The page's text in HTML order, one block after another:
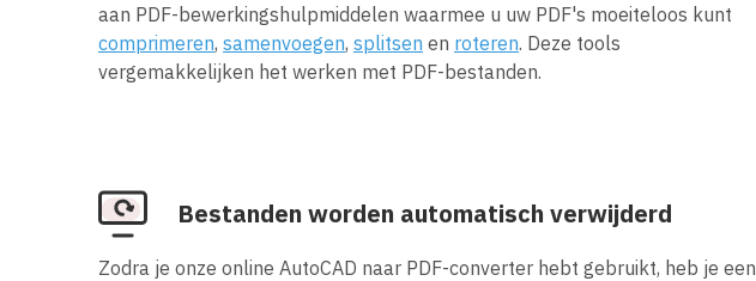
aan PDF-bewerkingshulpmiddelen waarmee u uw PDF's moeiteloos kunt
comprimeren, samenvoegen, splitsen en roteren. Deze tools
vergemakkelijken het werken met PDF-bestanden.
Bestanden worden automatisch verwijderd
Zodra je onze online AutoCAD naar PDF-converter hebt gebruikt, heb je een